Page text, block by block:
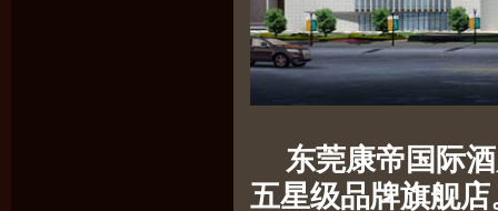
东莞康帝国际酒
五星级品牌旗舰